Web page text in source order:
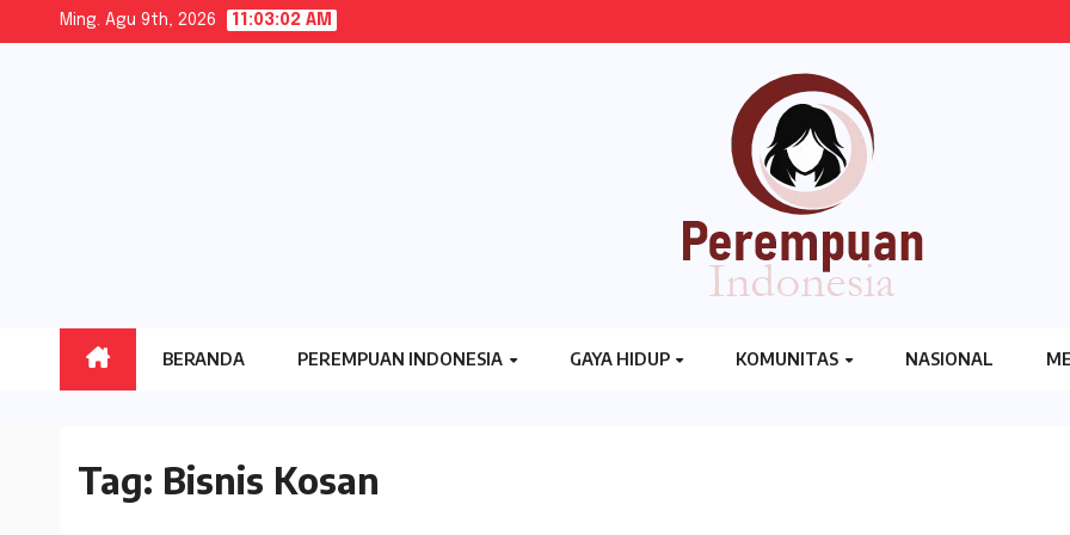
Ming. Agu 9th, 2026 11:03:03 AM
BERANDA PEREMPUAN INDONESIA GAYA HIDUP KOMUNITAS NASIONAL
Tag: Bisnis Kosan